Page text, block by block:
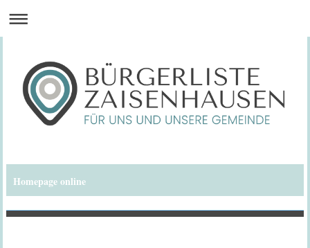
Homepage online
Bürgerliste Zaisenhausen